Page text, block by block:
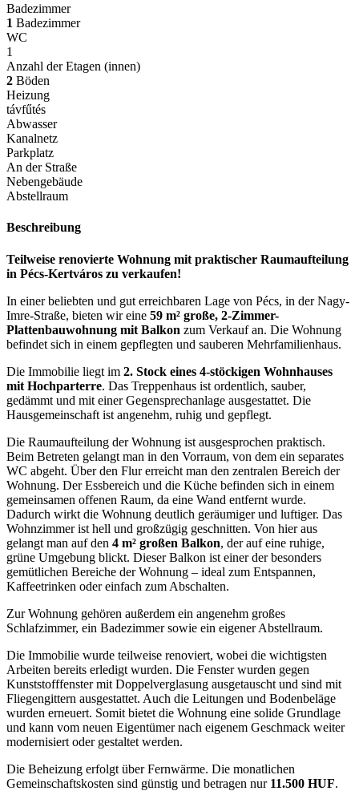
Badezimmer
1 Badezimmer
WC
1
Anzahl der Etagen (innen)
2 Böden
Heizung
távfűtés
Abwasser
Kanalnetz
Parkplatz
An der Straße
Nebengebäude
Abstellraum
Beschreibung
Teilweise renovierte Wohnung mit praktischer Raumaufteilung
in Pécs-Kertváros zu verkaufen!
In einer beliebten und gut erreichbaren Lage von Pécs, in der Nagy-
Imre-Straße, bieten wir eine 59 m² große, 2-Zimmer-
Plattenbauwohnung mit Balkon zum Verkauf an. Die Wohnung
befindet sich in einem gepflegten und sauberen Mehrfamilienhaus.
Die Immobilie liegt im 2. Stock eines 4-stöckigen Wohnhauses
mit Hochparterre. Das Treppenhaus ist ordentlich, sauber,
gedämmt und mit einer Gegensprechanlage ausgestattet. Die
Hausgemeinschaft ist angenehm, ruhig und gepflegt.
Die Raumaufteilung der Wohnung ist ausgesprochen praktisch.
Beim Betreten gelangt man in den Vorraum, von dem ein separates
WC abgeht. Über den Flur erreicht man den zentralen Bereich der
Wohnung. Der Essbereich und die Küche befinden sich in einem
gemeinsamen offenen Raum, da eine Wand entfernt wurde.
Dadurch wirkt die Wohnung deutlich geräumiger und luftiger. Das
Wohnzimmer ist hell und großzügig geschnitten. Von hier aus
gelangt man auf den 4 m² großen Balkon, der auf eine ruhige,
grüne Umgebung blickt. Dieser Balkon ist einer der besonders
gemütlichen Bereiche der Wohnung – ideal zum Entspannen,
Kaffeetrinken oder einfach zum Abschalten.
Zur Wohnung gehören außerdem ein angenehm großes
Schlafzimmer, ein Badezimmer sowie ein eigener Abstellraum.
Die Immobilie wurde teilweise renoviert, wobei die wichtigsten
Arbeiten bereits erledigt wurden. Die Fenster wurden gegen
Kunststofffenster mit Doppelverglasung ausgetauscht und sind mit
Fliegengittern ausgestattet. Auch die Leitungen und Bodenbeläge
wurden erneuert. Somit bietet die Wohnung eine solide Grundlage
und kann vom neuen Eigentümer nach eigenem Geschmack weiter
modernisiert oder gestaltet werden.
Die Beheizung erfolgt über Fernwärme. Die monatlichen
Gemeinschaftskosten sind günstig und betragen nur 11.500 HUF.